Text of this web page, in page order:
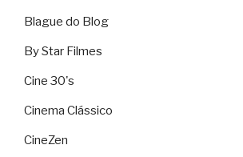
Blague do Blog
By Star Filmes
Cine 30's
Cinema Clássico
CineZen